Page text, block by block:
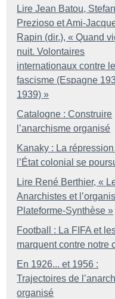
Lire Jean Batou,
Prezioso et Ami-
Rapin (dir.), « Quand
nuit. Volontaires
internationaux contre le
fascisme (Espagne
1939) »
Catalogne : Construire
l’anarchisme organisé
Kanaky : La
l’État colonial se
Lire René Berthier, «
Anarchistes et
Plateforme-Synthèse »
Football : La FIFA et
marquent contre notre
En 1926... et 1956 :
Trajectoires de
organisé